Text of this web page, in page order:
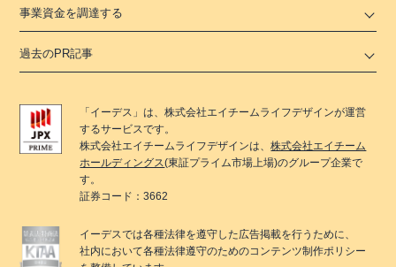
事業資金を調達する
過去のPR記事
「 イーデス 」は、株式会社エイチームライフデザインが運営
するサービスです。
株式会社エイチームライフデザインは、株式会社エイチーム
ホールディングス(東証プライム市場上場)のグループ企業で
す。
証券コード：3662
イーデスでは各種法律を遵守した広告掲載を行うために、
社内において各種法律遵守のためのコンテンツ制作ポリシー